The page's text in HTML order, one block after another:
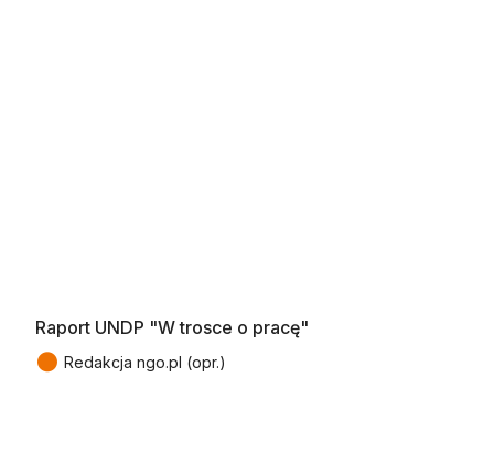
Raport UNDP "W trosce o pracę"
● Redakcja ngo.pl (opr.)